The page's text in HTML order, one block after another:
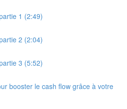
1 (2:49)
2 (2:04)
3 (5:52)
booster le cash flow grâce à votre